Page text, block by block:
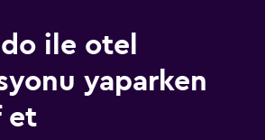
ile otel
yaparken
et